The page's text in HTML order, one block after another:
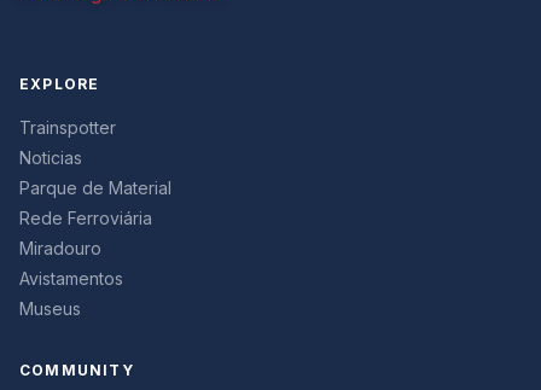
EXPLORE
Trainspotter
Noticias
Parque de Material
Rede Ferroviária
Miradouro
Avistamentos
Museus
COMMUNITY